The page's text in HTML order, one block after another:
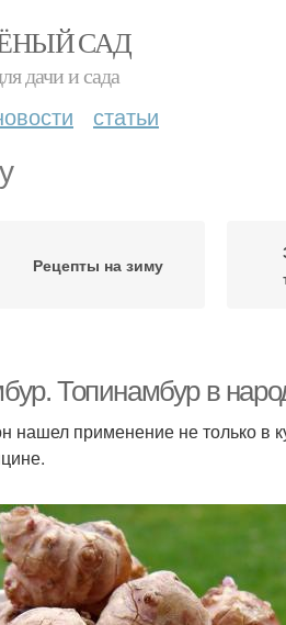
САД
дачи и сада
статьи
Рецепты на зиму
Топинамбур в
нашел применение не только в